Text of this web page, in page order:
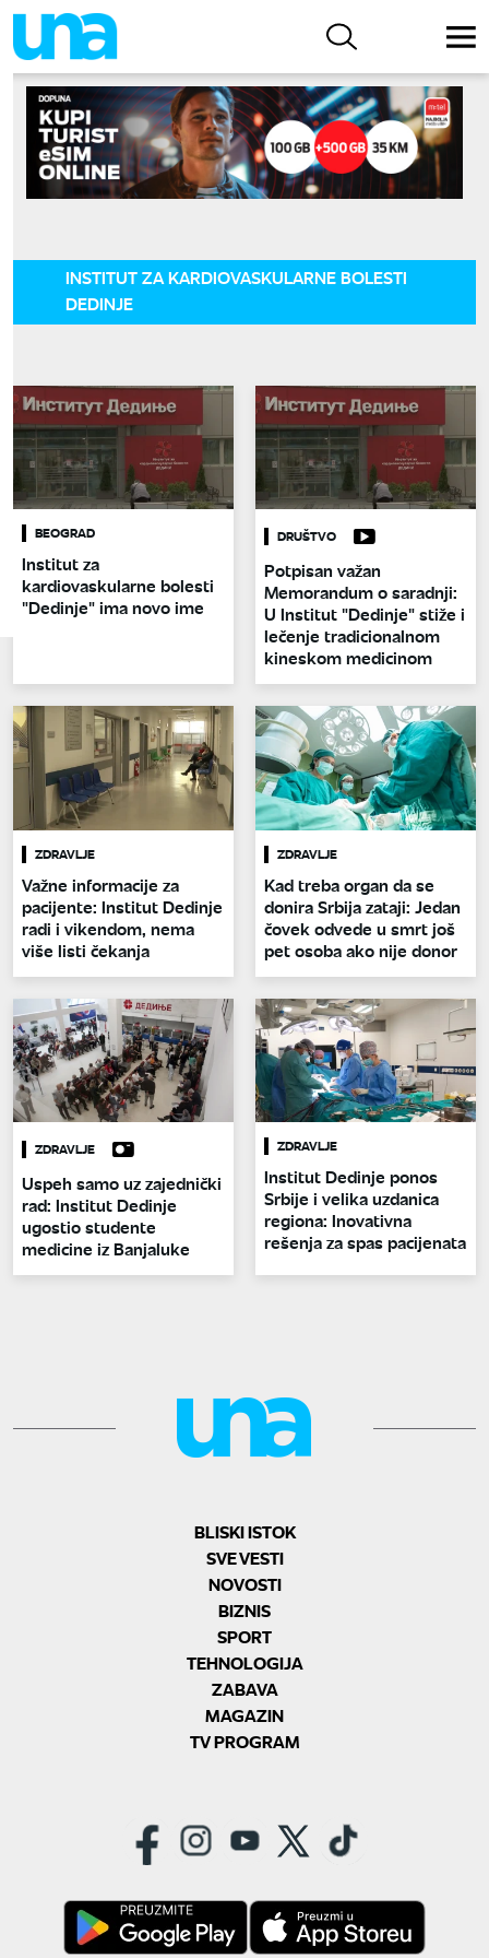
INSTITUT ZA KARDIOVASKULARNE BOLESTI
DEDINJE
BEOGRAD
Institut za
kardiovaskularne bolesti
"Dedinje" ima novo ime
DRUŠTVO
Potpisan važan
Memorandum o saradnji:
U Institut "Dedinje" stiže i
lečenje tradicionalnom
kineskom medicinom
ZDRAVLJE
Važne informacije za
pacijente: Institut Dedinje
radi i vikendom, nema
više listi čekanja
ZDRAVLJE
Kad treba organ da se
donira Srbija zataji: Jedan
čovek odvede u smrt još
pet osoba ako nije donor
ZDRAVLJE
Uspeh samo uz zajednički
rad: Institut Dedinje
ugostio studente
medicine iz Banjaluke
ZDRAVLJE
Institut Dedinje ponos
Srbije i velika uzdanica
regiona: Inovativna
rešenja za spas pacijenata
BLISKI ISTOK
SVE VESTI
NOVOSTI
BIZNIS
SPORT
TEHNOLOGIJA
ZABAVA
MAGAZIN
TV PROGRAM